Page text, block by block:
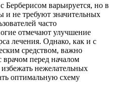
Берберисом варьируется, но в
и не требуют значительных
часто
отмечают улучшение
лечения. Однако, как и с
средством, важно
врачом перед началом
нежелательных
оптимальную схему